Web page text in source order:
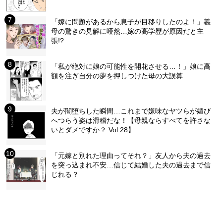
「嫁に問題があるから息子が目移りしたのよ！」義
母の驚きの見解に唖然…嫁の高学歴が原因だと主
張!?
「私が絶対に娘の可能性を開花させる…！」娘に高
額を注ぎ自分の夢を押しつけた母の大誤算
夫が闇堕ちした瞬間…これまで嫌味なヤツらが媚び
へつらう姿は滑稽だな！【母親ならすべてを許さな
いとダメですか？ Vol.28】
「元嫁と別れた理由ってそれ？」友人から夫の過去
を突っ込まれ不安…信じて結婚した夫の過去まで信
じれる？